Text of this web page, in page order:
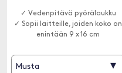
✓ Vedenpitävä pyörälaukku
✓ Sopii laitteille, joiden koko on
enintään 9 x 16 cm
Musta ▾